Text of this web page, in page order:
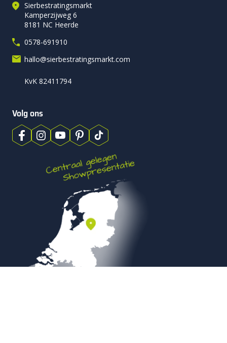
Sierbestratingsmarkt
Kamperzijweg 6
8181 NC Heerde
0578-691910
hallo@sierbestratingsmarkt.com
KvK 82411794
Volg ons